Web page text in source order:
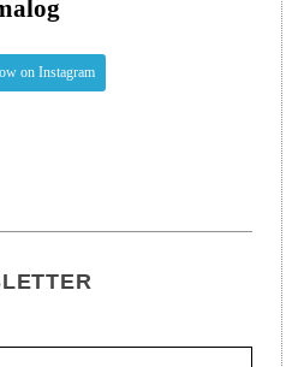
on Instagram